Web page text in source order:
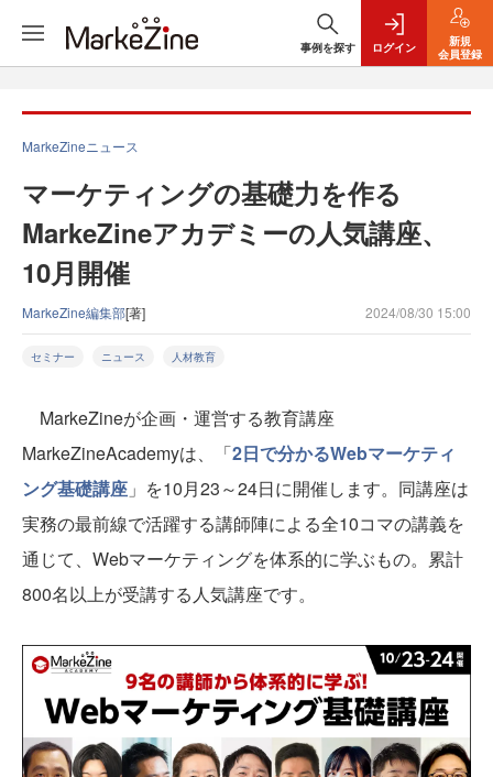
事例を探す ログイン
新規
会員登録
MarkeZineニュース
マーケティングの基礎力を作る
MarkeZineアカデミーの人気講座、
10月開催
MarkeZine編集部[著] 2024/08/30 15:00
セミナー ニュース 人材教育
MarkeZineが企画・運営する教育講座
MarkeZineAcademyは、「2日で分かるWebマーケティ
ング基礎講座 」を10月23～24日に開催します。同講座は
実務の最前線で活躍する講師陣による全10コマの講義を
通じて、Webマーケティングを体系的に学ぶもの。累計
800名以上が受講する人気講座です。